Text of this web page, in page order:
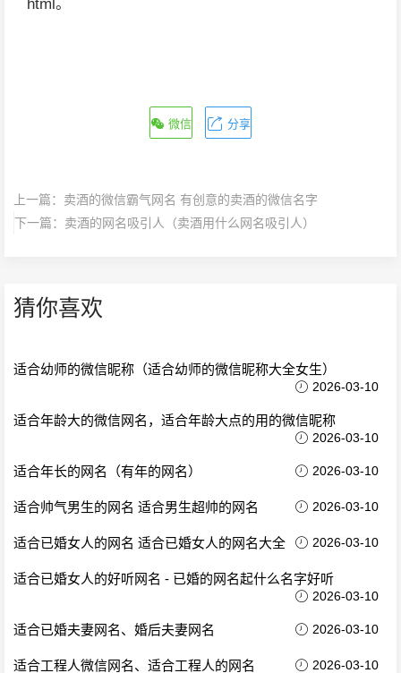
html。
微信 分享
上一篇： 卖酒的微信霸气网名 有创意的卖酒的微信名字
下一篇： 卖酒的网名吸引人（卖酒用什么网名吸引人）
猜你喜欢
适合幼师的微信昵称（适合幼师的微信昵称大全女生）
2026-03-10
适合年龄大的微信网名，适合年龄大点的用的微信昵称
2026-03-10
适合年长的网名（有年的网名） 2026-03-10
适合帅气男生的网名 适合男生超帅的网名 2026-03-10
适合已婚女人的网名 适合已婚女人的网名大全 2026-03-10
适合已婚女人的好听网名 - 已婚的网名起什么名字好听
2026-03-10
适合已婚夫妻网名、婚后夫妻网名 2026-03-10
适合工程人微信网名、适合工程人的网名 2026-03-10